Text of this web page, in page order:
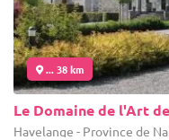
... 38 km
Le Domaine de l'Art
Havelange - Province de